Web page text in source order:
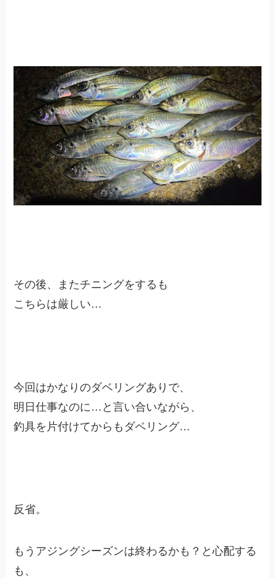
その後、またチニングをするも
こちらは厳しい…
今回はかなりのダベリングありで、
明日仕事なのに…と言い合いながら、
釣具を片付けてからもダベリング…
反省。
もうアジングシーズンは終わるかも？と心配する
も、